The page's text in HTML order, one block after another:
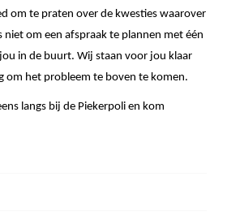
om te praten over de kwesties waarover
om een afspraak te plannen met één
in de buurt. Wij staan voor jou klaar
om het probleem te boven te komen.
langs bij de Piekerpoli en kom